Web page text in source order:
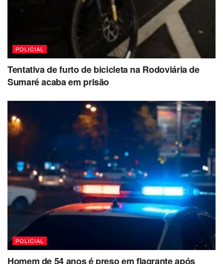
POLICIAL
Tentativa de furto de bicicleta na Rodoviária de
Sumaré acaba em prisão
POLICIAL
Homem de 54 anos é preso em flagrante após